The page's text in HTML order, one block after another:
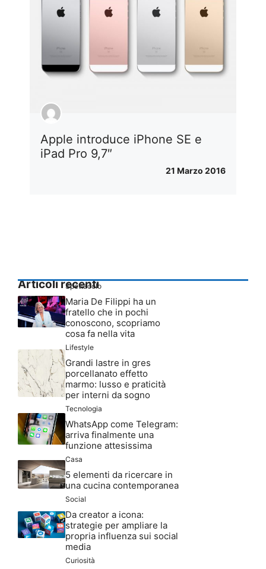
Apple introduce iPhone SE e
iPad Pro 9,7″
21 Marzo 2016
Articoli recenti
Spettacolo
Maria De Filippi ha un
fratello che in pochi
conoscono, scopriamo
cosa fa nella vita
Lifestyle
Grandi lastre in gres
porcellanato effetto
marmo: lusso e praticità
per interni da sogno
Tecnologia
WhatsApp come Telegram:
arriva finalmente una
funzione attesissima
Casa
5 elementi da ricercare in
una cucina contemporanea
Social
Da creator a icona:
strategie per ampliare la
propria influenza sui social
media
Curiosità